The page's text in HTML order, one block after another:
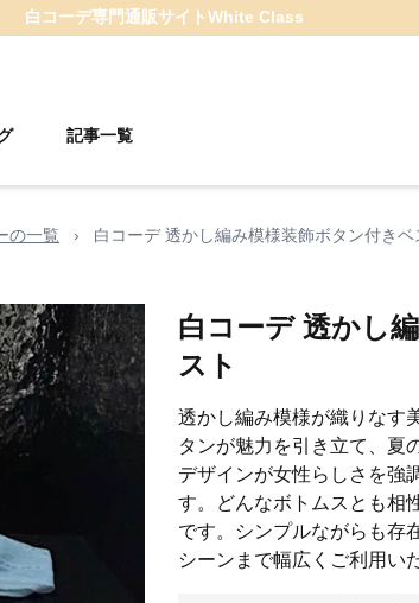
白コーデ専門通販サイトWhite Class
記事一覧
の一覧 › 白コーデ 透かし編み模様装飾ボタン付きベ
白コーデ 透かし
スト
透かし編み模様が織りなす
タンが魅力を引き立て、夏
デザインが女性らしさを強
す。どんなボトムスとも相
です。シンプルながらも存
シーンまで幅広くご利用い